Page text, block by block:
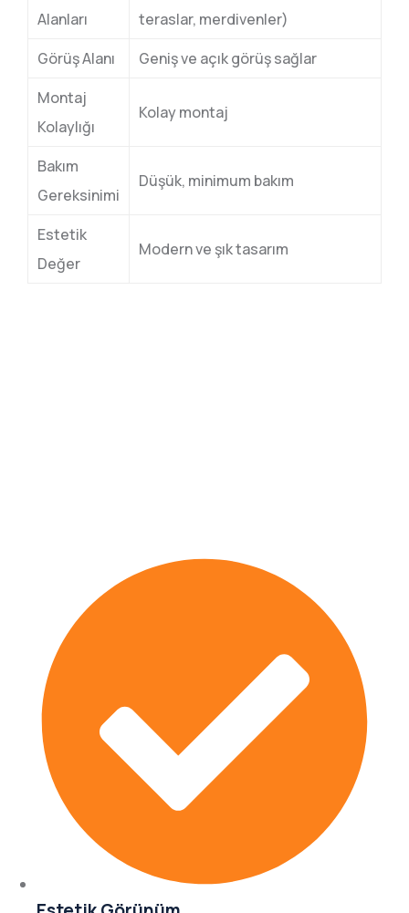
Alanları
teraslar, merdivenler)
Görüş Alanı
Geniş ve açık görüş sağlar
Montaj
Kolaylığı
Kolay montaj
Bakım
Gereksinimi
Düşük, minimum bakım
Estetik
Değer
Modern ve şık tasarım